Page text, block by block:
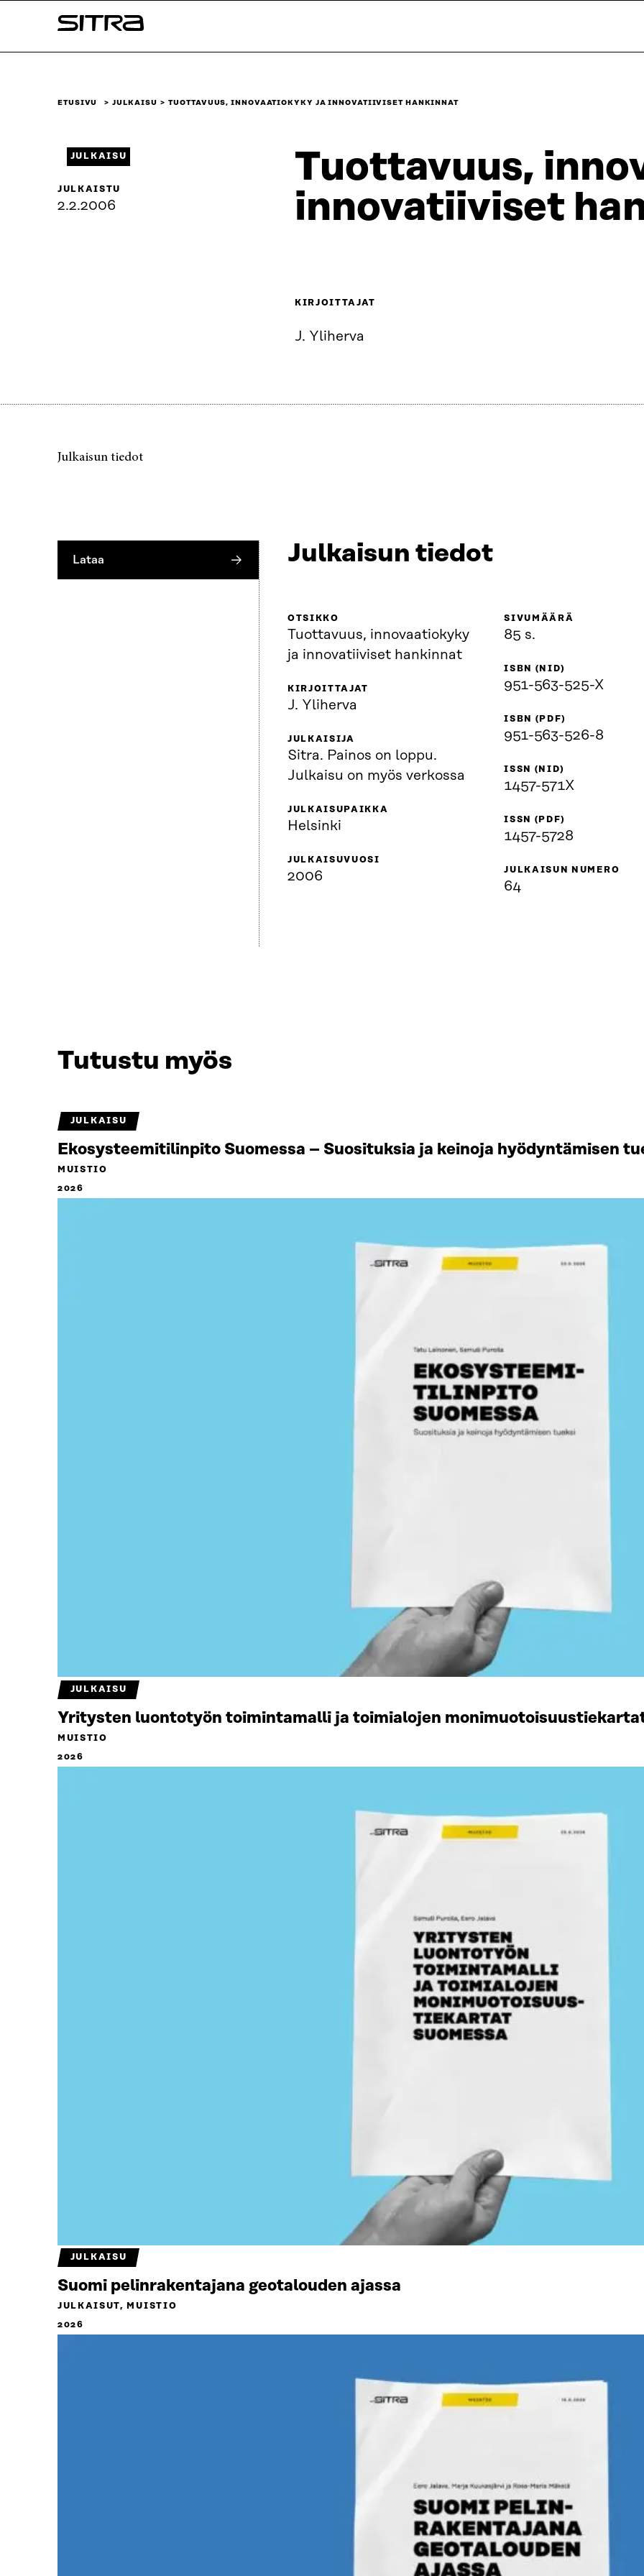
sisältöön
Sitra
ETUSIVU JULKAISU TUOTTAVUUS, INNOVAATIOKYKY JA INNOVATIIVISET HANKINNAT
Tuottavuus,
innovatiiviset
JULKAISU
JULKAISTU
2.2.2006
KIRJOITTAJAT
J. Yliherva
Julkaisun tiedot
Lataa Julkaisun tiedot
OTSIKKO
Tuottavuus, innovaatiokyky
ja innovatiiviset hankinnat
KIRJOITTAJAT
J. Yliherva
JULKAISIJA
Sitra. Painos on loppu.
Julkaisu on myös verkossa
JULKAISUPAIKKA
Helsinki
JULKAISUVUOSI
2006
SIVUMÄÄRÄ
85 s.
ISBN (NID)
951-563-525-X
ISBN (PDF)
951-563-526-8
ISSN (NID)
1457-571X
ISSN (PDF)
1457-5728
JULKAISUN NUMERO
64
Tutustu myös
JULKAISU
Ekosysteemitilinpito Suomessa – Suosituksia ja keinoja hyödyntämisen
MUISTIO
2026
JULKAISU
Yritysten luontotyön toimintamalli ja toimialojen
MUISTIO
2026
JULKAISU
Suomi pelinrakentajana geotalouden ajassa
JULKAISUT, MUISTIO
2026